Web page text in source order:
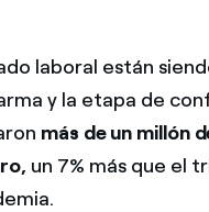
laboral están
y la etapa de
más de un millón
un 7% más que el